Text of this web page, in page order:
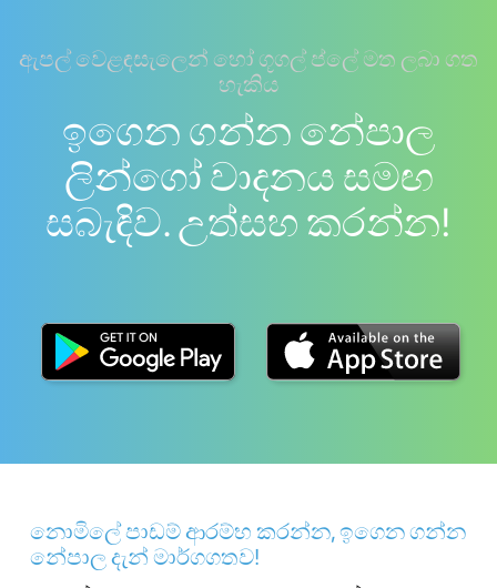
ඇපල් වෙළඳසැලෙන් හෝ ගූගල් ප්ලේ මත ලබා ගත
හැකිය
ඉගෙන ගන්න නේපාල
ලින්ගෝ වාදනය සමඟ
සබැඳිව. උත්සහ කරන්න!
නොමිලේ පාඩම් ආරම්භ කරන්න, ඉගෙන ගන්න
නේපාල දැන් මාර්ගගතව!